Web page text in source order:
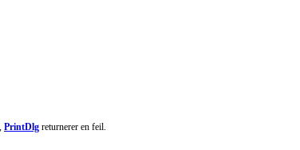
PrintDlg returnerer en feil.